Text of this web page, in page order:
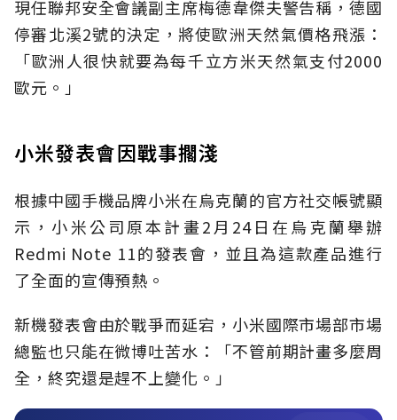
現任聯邦安全會議副主席梅德韋傑夫警告稱，德國
停審北溪2號的決定，將使歐洲天然氣價格飛漲：
「歐洲人很快就要為每千立方米天然氣支付2000
歐元。」
小米發表會因戰事擱淺
根據中國手機品牌小米在烏克蘭的官方社交帳號顯
示，小米公司原本計畫2月24日在烏克蘭舉辦
Redmi Note 11的發表會，並且為這款產品進行
了全面的宣傳預熱。
新機發表會由於戰爭而延宕，小米國際市場部市場
總監也只能在微博吐苦水：「不管前期計畫多麼周
全，終究還是趕不上變化。」